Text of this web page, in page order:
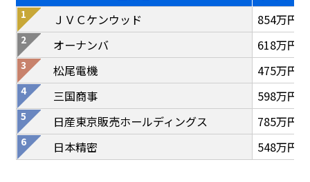
ＪＶＣケンウッド
854万円
オーナンバ
618万円
松尾電機
475万円
三国商事
598万円
日産東京販売ホールディングス
785万円
日本精密
548万円